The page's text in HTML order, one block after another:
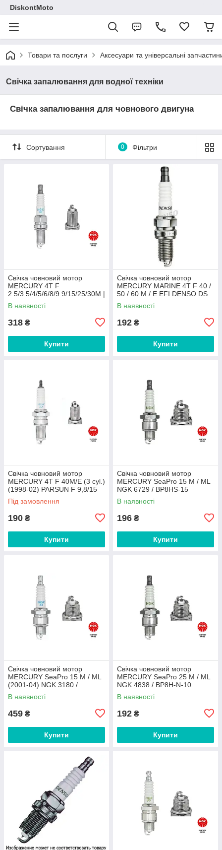
DiskontMoto
Товари та послуги Аксесуари та універсальні
Свічка запалювання для водної техніки
Свічка запалювання для човнового двигуна
Сортування 0 Фільтри
Свічка човновий мотор
MERCURY 4T F
2.5/3.5/4/5/6/8/9.9/15/25/30M |
JET 25 NGK 3481 / DCPR6E
В наявності
318 ₴
Купити
Свічка човновий мотор
MERCURY MARINE 4T F 40 /
50 / 60 M / E EFI DENSO DS
3179 / XU22EPRU
В наявності
192 ₴
Купити
Свічка човновий мотор
MERCURY 4T F 40M/E (3 cyl.)
(1998-02) PARSUN F 9,8/15
BM NGK 5531 / DPR6EA-9
Під замовлення
190 ₴
Купити
Свічка човновий мотор
MERCURY SeaPro 15 M / ML
NGK 6729 / BP8HS-15
В наявності
196 ₴
Купити
Свічка човновий мотор
MERCURY SeaPro 15 M / ML
(2001-04) NGK 3180 /
BPZ8HS-15
В наявності
459 ₴
Купити
Свічка човновий мотор
MERCURY SeaPro 25 M / ML
NGK 4838 / BP8H-N-10
В наявності
192 ₴
Купити